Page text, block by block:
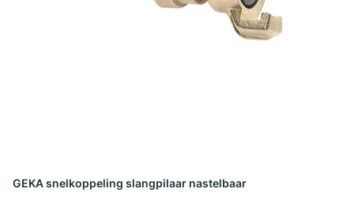
GEKA snelkoppeling slangpilaar nastelbaar